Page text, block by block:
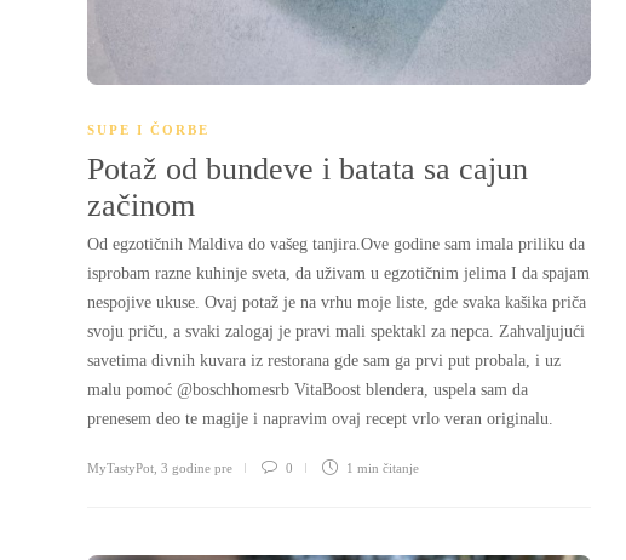
SUPE I ČORBE
Potaž od bundeve i batata sa cajun
začinom
Od egzotičnih Maldiva do vašeg tanjira.Ove godine sam imala priliku da
isprobam razne kuhinje sveta, da uživam u egzotičnim jelima I da spajam
nespojive ukuse. Ovaj potaž je na vrhu moje liste, gde svaka kašika priča
svoju priču, a svaki zalogaj je pravi mali spektakl za nepca. Zahvaljujući
savetima divnih kuvara iz restorana gde sam ga prvi put probala, i uz
malu pomoć @boschhomesrb VitaBoost blendera, uspela sam da
prenesem deo te magije i napravim ovaj recept vrlo veran originalu.
MyTastyPot 3 godine pre 0 1 min čitanje